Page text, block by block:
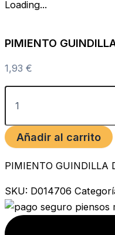
Loading...
PIMIENTO
1,93 €
Añadir al carrito
PIMIENTO GUINDILLA
SKU: D014706